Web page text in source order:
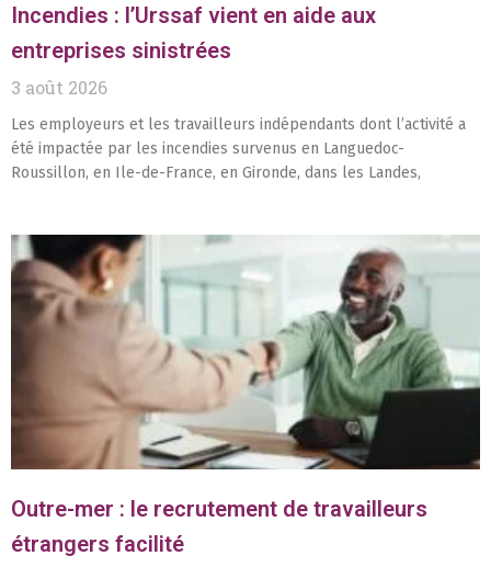
Incendies : l’Urssaf vient en aide aux
entreprises sinistrées
3 août 2026
Les employeurs et les travailleurs indépendants dont l’activité a
été impactée par les incendies survenus en Languedoc-
Roussillon, en Ile-de-France, en Gironde, dans les Landes,
Outre-mer : le recrutement de travailleurs
étrangers facilité